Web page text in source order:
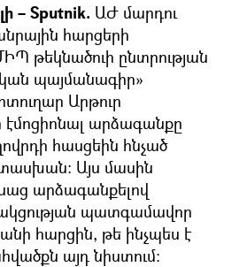
– Sputnik. ԱԺ մարդու
հարցերի
թեկնածուի ընտրության
պայմանագիր»
Արթուր
էմոցիոնալ արձագանքը
հասցեին հնչած
Այս մասին
արձագանքելով
պատգամավոր
հարցին, թե ինչպես է
այդ նիստում։